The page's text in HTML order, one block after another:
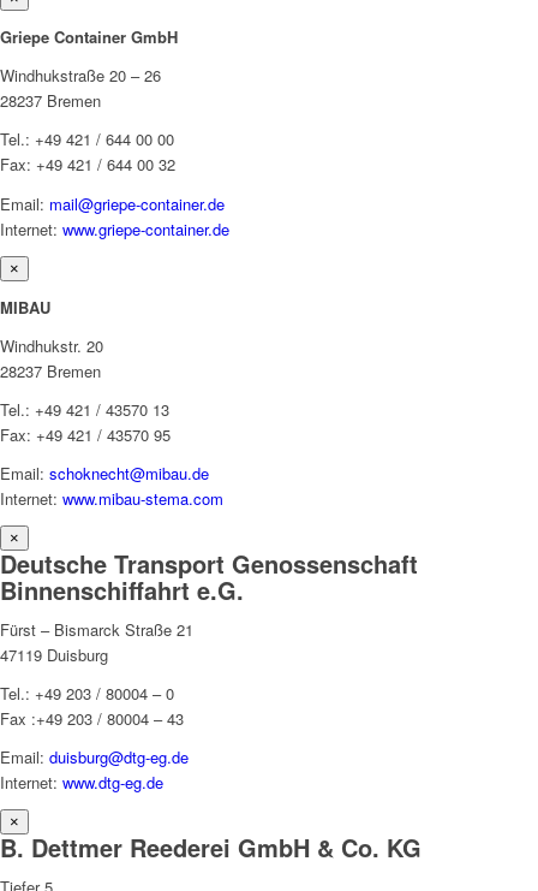
Griepe Container GmbH
Windhukstraße 20 – 26
28237 Bremen
Tel.: +49 421 / 644 00 00
Fax: +49 421 / 644 00 32
Email: mail@griepe-container.de
Internet: www.griepe-container.de
×
MIBAU
Windhukstr. 20
28237 Bremen
Tel.: +49 421 / 43570 13
Fax: +49 421 / 43570 95
Email: schoknecht@mibau.de
Internet: www.mibau-stema.com
×
Deutsche Transport Genossenschaft
Binnenschiffahrt e.G.
Fürst – Bismarck Straße 21
47119 Duisburg
Tel.: +49 203 / 80004 – 0
Fax :+49 203 / 80004 – 43
Email: duisburg@dtg-eg.de
Internet: www.dtg-eg.de
×
B. Dettmer Reederei GmbH & Co. KG